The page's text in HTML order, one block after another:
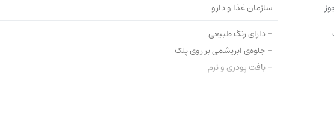
سازمان غذا و دارو
- دارای رنگ طبیعی
- جلوه‌ی ابریشمی بر روی پلک
- بافت پودری و نرم